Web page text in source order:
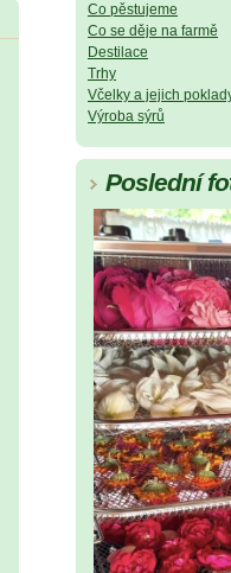
Co pěstujeme
Co se děje na farmě
Destilace
Trhy
Včelky a jejich
Výroba sýrů
Poslední